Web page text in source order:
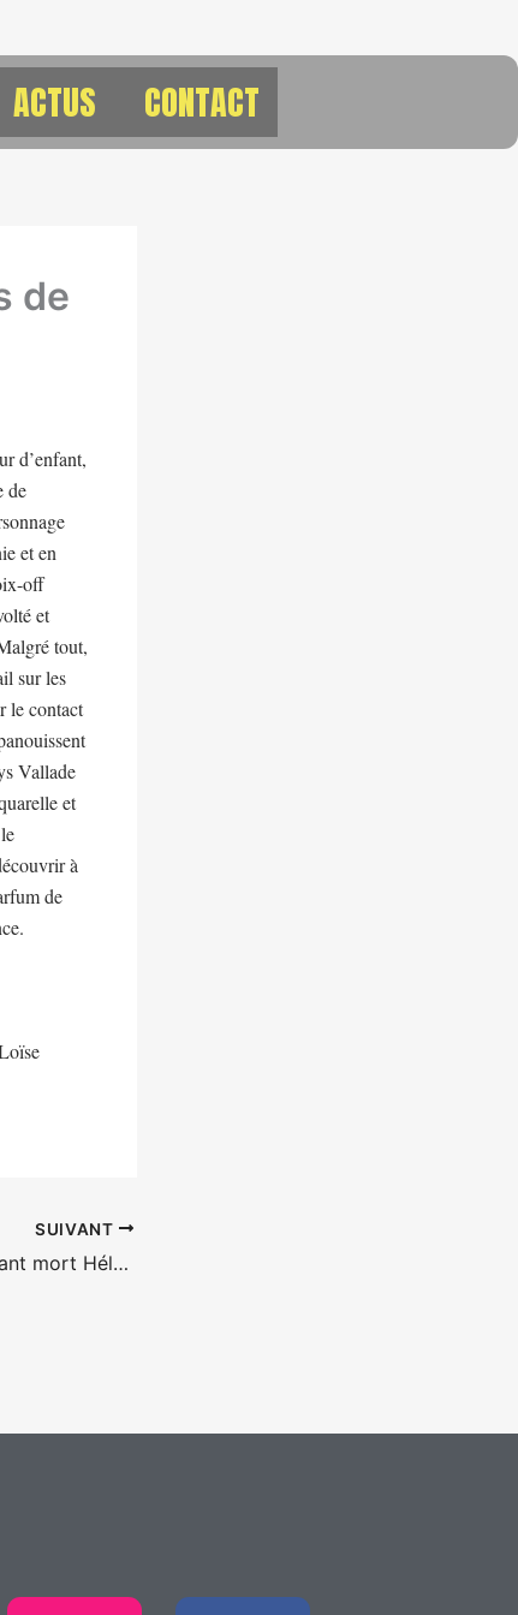
ACTUS CONTACT
de
d’enfant,
de
et en
off
et
tout,
sur les
le contact
Vallade
et
à
de
SUIVANT
Reflet dans un diamant mort Hélène Cattet et Bruno Forzani